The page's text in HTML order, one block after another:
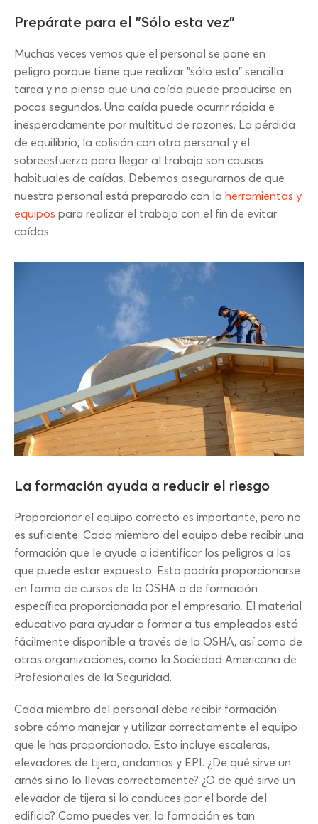
Prepárate para el "Sólo esta vez"
Muchas veces vemos que el personal se pone en
peligro porque tiene que realizar "sólo esta" sencilla
tarea y no piensa que una caída puede producirse en
pocos segundos. Una caída puede ocurrir rápida e
inesperadamente por multitud de razones. La pérdida
de equilibrio, la colisión con otro personal y el
sobreesfuerzo para llegar al trabajo son causas
habituales de caídas. Debemos asegurarnos de que
nuestro personal está preparado con la herramientas y
equipos para realizar el trabajo con el fin de evitar
caídas.
La formación ayuda a reducir el riesgo
Proporcionar el equipo correcto es importante, pero no
es suficiente. Cada miembro del equipo debe recibir una
formación que le ayude a identificar los peligros a los
que puede estar expuesto. Esto podría proporcionarse
en forma de cursos de la OSHA o de formación
específica proporcionada por el empresario. El material
educativo para ayudar a formar a tus empleados está
fácilmente disponible a través de la OSHA, así como de
otras organizaciones, como la Sociedad Americana de
Profesionales de la Seguridad.
Cada miembro del personal debe recibir formación
sobre cómo manejar y utilizar correctamente el equipo
que le has proporcionado. Esto incluye escaleras,
elevadores de tijera, andamios y EPI. ¿De qué sirve un
arnés si no lo llevas correctamente? ¿O de qué sirve un
elevador de tijera si lo conduces por el borde del
edificio? Como puedes ver, la formación es tan